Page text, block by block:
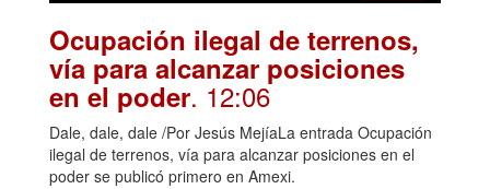
Ocupación ilegal de terrenos,
vía para alcanzar posiciones
en el poder. 12:06
Dale, dale, dale /Por Jesús MejíaLa entrada Ocupación
ilegal de terrenos, vía para alcanzar posiciones en el
poder se publicó primero en Amexi.